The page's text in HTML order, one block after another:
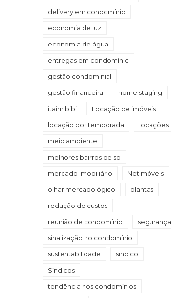
delivery em condomínio
economia de luz
economia de água
entregas em condomínio
gestão condominial
gestão financeira home staging
itaim bibi Locação de imóveis
locação por temporada locações
meio ambiente
melhores bairros de sp
mercado imobiliário Netimóveis
olhar mercadológico plantas
redução de custos
reunião de condomínio segurança
sinalização no condomínio
sustentabilidade síndico
Síndicos
tendência nos condomínios